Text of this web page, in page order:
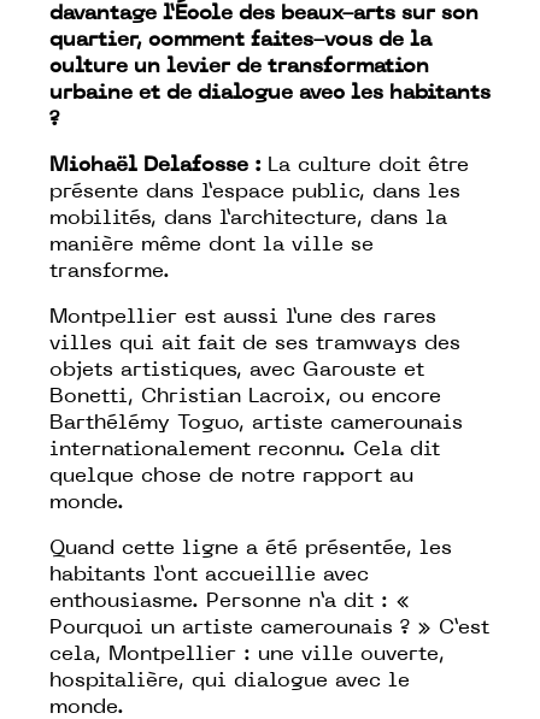
davantage l’École des beaux-arts sur son
quartier, comment faites-vous de la
culture un levier de transformation
urbaine et de dialogue avec les habitants
?
Michaël Delafosse : La culture doit être
présente dans l’espace public, dans les
mobilités, dans l’architecture, dans la
manière même dont la ville se
transforme.
Montpellier est aussi l’une des rares
villes qui ait fait de ses tramways des
objets artistiques, avec Garouste et
Bonetti, Christian Lacroix, ou encore
Barthélémy Toguo, artiste camerounais
internationalement reconnu. Cela dit
quelque chose de notre rapport au
monde.
Quand cette ligne a été présentée, les
habitants l’ont accueillie avec
enthousiasme. Personne n’a dit : «
Pourquoi un artiste camerounais ? » C’est
cela, Montpellier : une ville ouverte,
hospitalière, qui dialogue avec le
monde.